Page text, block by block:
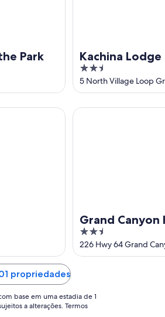
Park Kachina
2.5
out
of
5
5 North Village Loop
Grand Canyon
2.5
out
of
226 Hwy 64 Grand
Grand Canyon Hotel
propriedades
base em uma estadia de 1
a alterações. Termos